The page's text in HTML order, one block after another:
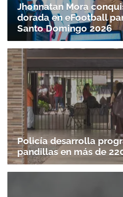
Jhonnatan Mora
dorada en eFootball
Santo Doming­o 2026
Policía desarrolla
pandillas en más de